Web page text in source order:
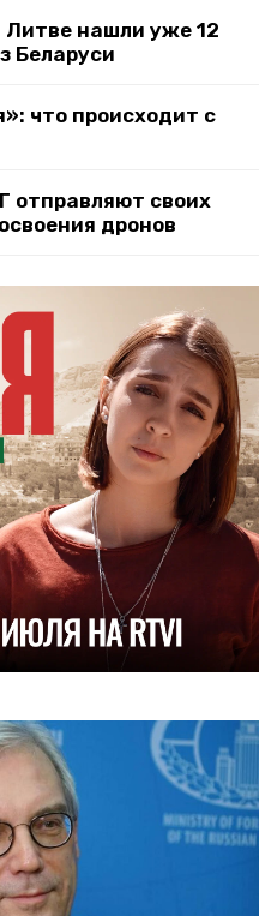
Литве нашли уже 12
Беларуси
что происходит с
отправляют своих
дронов